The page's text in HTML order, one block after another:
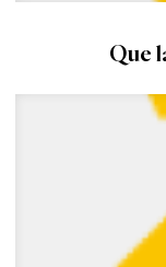
Que